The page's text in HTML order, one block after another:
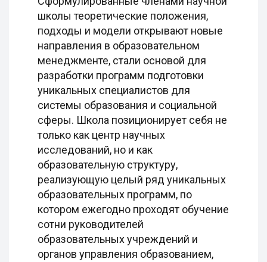
школы теоретические положения,
подходы и модели открывают новые
направления в образовательном
менеджменте, стали основой для
разработки программ подготовки
уникальных специалистов для
системы образования и социальной
сферы. Школа позиционирует себя не
только как центр научных
исследований, но и как
образовательную структуру,
реализующую целый ряд уникальных
образовательных программ, по
котором ежегодно проходят обучение
сотни руководителей
образовательных учреждений и
органов управления образованием,